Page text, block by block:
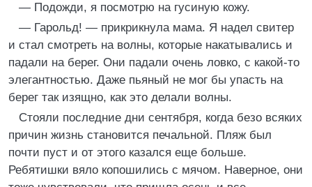
— Подожди, я посмотрю на гусиную кожу.
— Гарольд! — прикрикнула мама. Я надел свитер
и стал смотреть на волны, которые накатывались и
падали на берег. Они падали очень ловко, с какой-то
элегантностью. Даже пьяный не мог бы упасть на
берег так изящно, как это делали волны.
Стояли последние дни сентября, когда безо всяких
причин жизнь становится печальной. Пляж был
почти пуст и от этого казался еще больше.
Ребятишки вяло копошились с мячом. Наверное, они